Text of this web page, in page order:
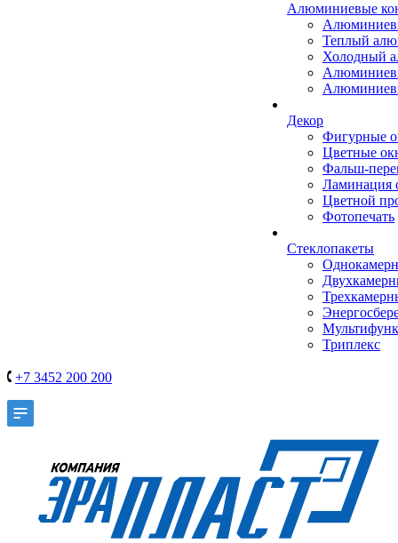
Алюминиевые
Теплый
Холодный
Декор
Фигурные
Цветные
Фальш-
Ламинация
Цветной
Фотопечать
Стеклопакеты
Триплекс
+7 3452 200 200